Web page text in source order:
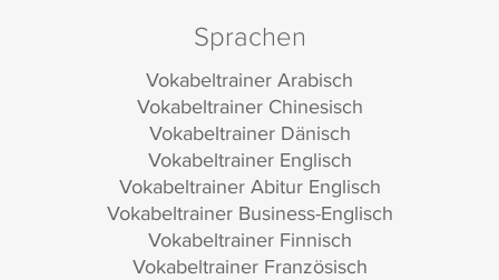
Sprachen
Vokabeltrainer Arabisch
Vokabeltrainer Chinesisch
Vokabeltrainer Dänisch
Vokabeltrainer Englisch
Vokabeltrainer Abitur Englisch
Vokabeltrainer Business-Englisch
Vokabeltrainer Finnisch
Vokabeltrainer Französisch